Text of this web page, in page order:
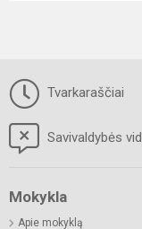
Tvarkaraščiai
Savivaldybės
Mokykla
Apie mokyklą